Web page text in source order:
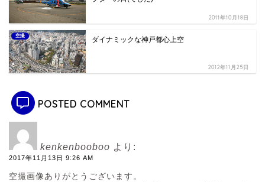
2011年10月18日
空撮 ダイナミックな神戸都心上空
2012年11月25日
POSTED COMMENT
kenkenbooboo より:
2017年11月13日 9:26 AM
空撮画像ありがとうございます。